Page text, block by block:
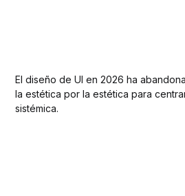
El diseño de UI en 2026 ha
la estética por la estética para
sistémica.